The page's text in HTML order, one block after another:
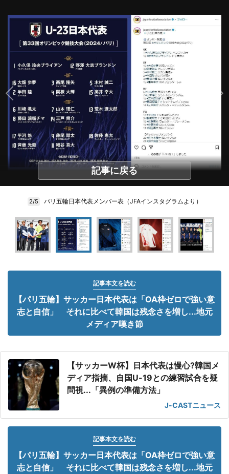
記事に戻る
2/5 パリ五輪日本代表メンバー表（JFAインスタグラムより）
記事本文を読む
【パリ五輪】サッカー日本代表は「OA枠ゼロで強い意
志と自信」 それに比べて韓国は残念さを増し...地元
メディア嘆き節
【サッカーW杯】日本代表は慢心?韓国メ
ディア指摘、自国U-19との練習試合を疑
問視...「異例の準備方法」
J-CASTニュース
記事本文を読む
【パリ五輪】サッカー日本代表は「OA枠ゼロで強い意
志と自信」 それに比べて韓国は残念さを増し...地元